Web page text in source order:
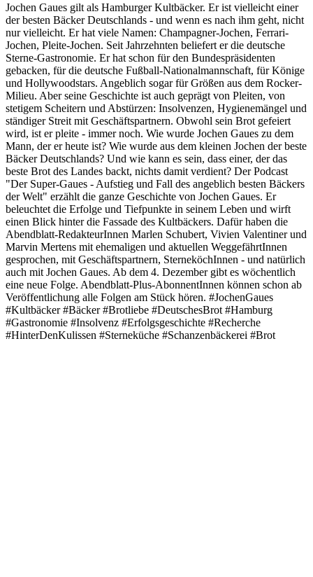
Jochen Gaues gilt als Hamburger Kultbäcker. Er ist vielleicht einer
der besten Bäcker Deutschlands - und wenn es nach ihm geht, nicht
nur vielleicht. Er hat viele Namen: Champagner-Jochen, Ferrari-
Jochen, Pleite-Jochen. Seit Jahrzehnten beliefert er die deutsche
Sterne-Gastronomie. Er hat schon für den Bundespräsidenten
gebacken, für die deutsche Fußball-Nationalmannschaft, für Könige
und Hollywoodstars. Angeblich sogar für Größen aus dem Rocker-
Milieu. Aber seine Geschichte ist auch geprägt von Pleiten, von
stetigem Scheitern und Abstürzen: Insolvenzen, Hygienemängel und
ständiger Streit mit Geschäftspartnern. Obwohl sein Brot gefeiert
wird, ist er pleite - immer noch. Wie wurde Jochen Gaues zu dem
Mann, der er heute ist? Wie wurde aus dem kleinen Jochen der beste
Bäcker Deutschlands? Und wie kann es sein, dass einer, der das
beste Brot des Landes backt, nichts damit verdient? Der Podcast
"Der Super-Gaues - Aufstieg und Fall des angeblich besten Bäckers
der Welt" erzählt die ganze Geschichte von Jochen Gaues. Er
beleuchtet die Erfolge und Tiefpunkte in seinem Leben und wirft
einen Blick hinter die Fassade des Kultbäckers. Dafür haben die
Abendblatt-RedakteurInnen Marlen Schubert, Vivien Valentiner und
Marvin Mertens mit ehemaligen und aktuellen WeggefährtInnen
gesprochen, mit Geschäftspartnern, SterneköchInnen - und natürlich
auch mit Jochen Gaues. Ab dem 4. Dezember gibt es wöchentlich
eine neue Folge. Abendblatt-Plus-AbonnentInnen können schon ab
Veröffentlichung alle Folgen am Stück hören. #JochenGaues
#Kultbäcker #Bäcker #Brotliebe #DeutschesBrot #Hamburg
#Gastronomie #Insolvenz #Erfolgsgeschichte #Recherche
#HinterDenKulissen #Sterneküche #Schanzenbäckerei #Brot